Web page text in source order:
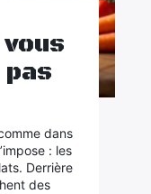
dans
: les
Derrière
des